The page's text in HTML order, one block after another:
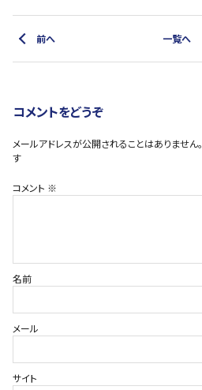
前へ 一覧へ
コメントをどうぞ
メールアドレスが公開されることはありません。
す
コメント ※
名前
メール
サイト